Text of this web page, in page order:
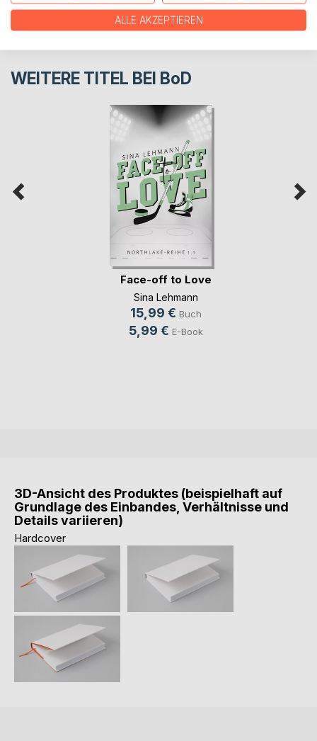
WEITERE TITEL BEI BoD
Face-off to Love
Sina Lehmann
15,99 € Buch
5,99 € E-Book
3D-Ansicht des Produktes (beispielhaft auf
Grundlage des Einbandes, Verhältnisse und
Details variieren)
Hardcover
ALLE AKZEPTIEREN